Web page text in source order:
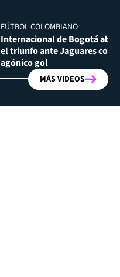
FÚTBOL COLOMBIANO
Internacional de Bogotá
el triunfo ante Jaguares con
agónico gol
MÁS VIDEOS